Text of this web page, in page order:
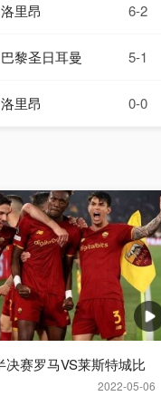
洛里昂 6-2
巴黎圣日耳曼 5-1
洛里昂 0-0
2022-05-06
决赛罗马VS莱斯特城比